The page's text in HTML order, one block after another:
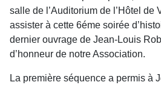
salle de l’Auditorium de l’Hôtel de
assister à cette 6éme soirée
dernier ouvrage de Jean-Louis
d’honneur de notre Association.
La première séquence a permis à